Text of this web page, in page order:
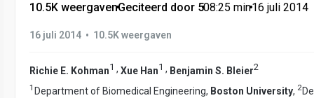
10.5K weergaven•Geciteerd door 5•08:25 min•16 juli 2014
16 juli 2014 • 10.5K weergaven
Richie E. Kohman1 , Xue Han1 , Benjamin S. Bleier2
1 Department of Biomedical Engineering, Boston University, 2